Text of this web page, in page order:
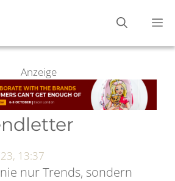
Anzeige
13:37
nur Trends, sondern